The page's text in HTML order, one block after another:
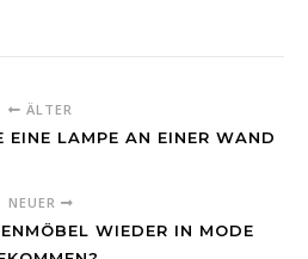
ÄLTER
EINE LAMPE AN EINER WAND
NEUER
WIEDER IN MODE